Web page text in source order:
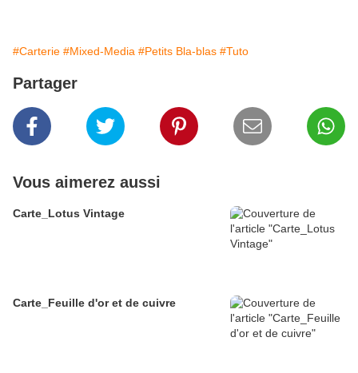
#Carterie #Mixed-Media #Petits Bla-blas #Tuto
Partager
Vous aimerez aussi
Carte_Lotus Vintage
Carte_Feuille d'or et de cuivre